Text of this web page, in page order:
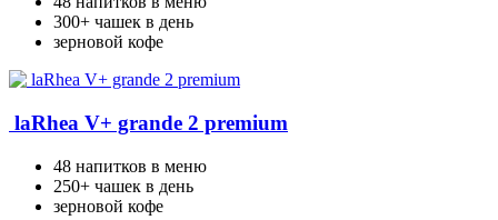
300+ чашек в день
зерновой кофе
laRhea V+ grande 2 premium
48 напитков в меню
250+ чашек в день
зерновой кофе